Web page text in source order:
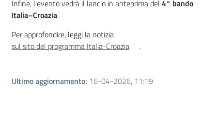
Infine, l'evento vedrà il lancio in anteprima del 4° bando
Italia–Croazia.
Per approfondire, leggi la notizia
sul sito del programma Italia-Croazia
.
Ultimo aggiornamento: 16-04-2026, 11:19